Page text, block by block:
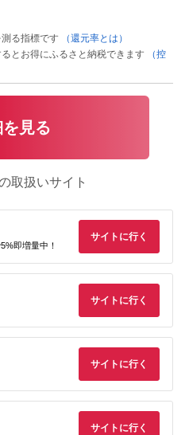
る指標です
（還元率とは）
とお得にふるさと納税できます
（控
見る
取扱いサイト
即増量中！
サイトに行く
サイトに行く
サイトに行く
サイトに行く